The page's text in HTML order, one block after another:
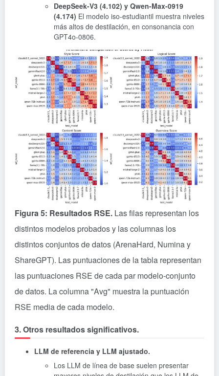
DeepSeek-V3 (4.102) y Qwen-Max-0919
(4.174) El modelo iso-estudiantil muestra niveles
más altos de destilación, en consonancia con
GPT4o-0806.
Figura 5: Resultados RSE. Las filas representan los
distintos modelos probados y las columnas los
distintos conjuntos de datos (ArenaHard, Numina y
ShareGPT). Las puntuaciones de la tabla representan
las puntuaciones RSE de cada par modelo-conjunto
de datos. La columna "Avg" muestra la puntuación
RSE media de cada modelo.
3. Otros resultados significativos.
LLM de referencia y LLM ajustado.
Los LLM de línea de base suelen presentar